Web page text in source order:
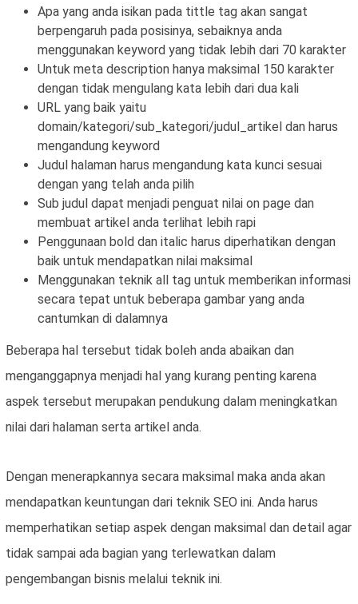
Apa yang anda isikan pada tittle tag akan sangat
berpengaruh pada posisinya, sebaiknya anda
menggunakan keyword yang tidak lebih dari 70 karakter
Untuk meta description hanya maksimal 150 karakter
dengan tidak mengulang kata lebih dari dua kali
URL yang baik yaitu
domain/kategori/sub_kategori/judul_artikel dan harus
mengandung keyword
Judul halaman harus mengandung kata kunci sesuai
dengan yang telah anda pilih
Sub judul dapat menjadi penguat nilai on page dan
membuat artikel anda terlihat lebih rapi
Penggunaan bold dan italic harus diperhatikan dengan
baik untuk mendapatkan nilai maksimal
Menggunakan teknik all tag untuk memberikan informasi
secara tepat untuk beberapa gambar yang anda
cantumkan di dalamnya
Beberapa hal tersebut tidak boleh anda abaikan dan
menganggapnya menjadi hal yang kurang penting karena
aspek tersebut merupakan pendukung dalam meningkatkan
nilai dari halaman serta artikel anda.
Dengan menerapkannya secara maksimal maka anda akan
mendapatkan keuntungan dari teknik SEO ini. Anda harus
memperhatikan setiap aspek dengan maksimal dan detail agar
tidak sampai ada bagian yang terlewatkan dalam
pengembangan bisnis melalui teknik ini.